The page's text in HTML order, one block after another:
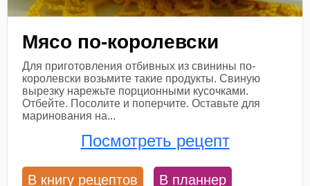
Мясо по-королевски
Для приготовления отбивных из свинины по-
королевски возьмите такие продукты. Свиную
вырезку нарежьте порционными кусочками.
Отбейте. Посолите и поперчите. Оставьте для
маринования на...
Посмотреть рецепт
В книгу рецептов В планнер